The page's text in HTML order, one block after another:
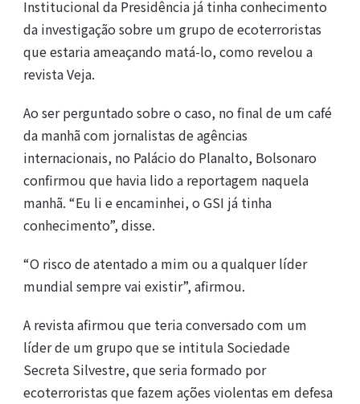
Institucional da Presidência já tinha conhecimento
da investigação sobre um grupo de ecoterroristas
que estaria ameaçando matá-lo, como revelou a
revista Veja.
Ao ser perguntado sobre o caso, no final de um café
da manhã com jornalistas de agências
internacionais, no Palácio do Planalto, Bolsonaro
confirmou que havia lido a reportagem naquela
manhã. “Eu li e encaminhei, o GSI já tinha
conhecimento”, disse.
“O risco de atentado a mim ou a qualquer líder
mundial sempre vai existir”, afirmou.
A revista afirmou que teria conversado com um
líder de um grupo que se intitula Sociedade
Secreta Silvestre, que seria formado por
ecoterroristas que fazem ações violentas em defesa